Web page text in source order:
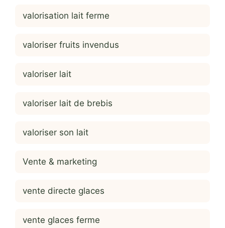
valorisation lait ferme
valoriser fruits invendus
valoriser lait
valoriser lait de brebis
valoriser son lait
Vente & marketing
vente directe glaces
vente glaces ferme